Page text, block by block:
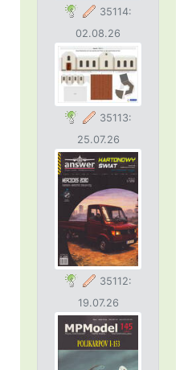
35114:
02.08.26
35113:
25.07.26
35112:
19.07.26